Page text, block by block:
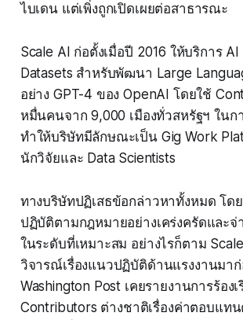
ไบเดน แต่เพิ่งถูกเปิดเผยต่อสาธารณะ
Scale AI ก่อตั้งเมื่อปี 2016 ให้บริการ AI
Datasets สำหรับพัฒนา Large
อย่าง GPT-4 ของ OpenAI โดยใช้
หมื่นคนจาก 9,000 เมืองทั่วสหรัฐฯ ในก
ทำให้บริษัทมีลักษณะเป็น Gig Work
นักวิจัยและ Data Scientists
ทางบริษัทปฏิเสธข้อกล่าวหาทั้งหมด โด
ปฏิบัติตามกฎหมายอย่างเคร่งครัดและ
ในระดับที่เหมาะสม อย่างไรก็ตาม
วิจารณ์เรื่องแนวปฏิบัติด้านแรงงานมา
Washington Post เคยรายงานการร้อง
Contributors ต่างชาติเรื่องค่าตอบแท